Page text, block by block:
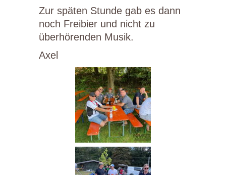
Zur späten Stunde gab es dann
noch Freibier und nicht zu
überhörenden Musik.
Axel